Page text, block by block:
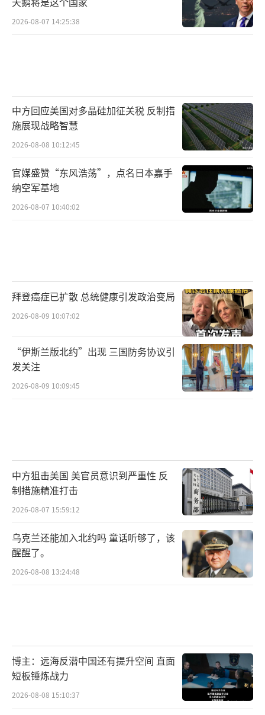
2026-08-07 14:25:38
中方回应美国对多晶硅加征关税 反制措
施展现战略智慧
2026-08-08 10:12:45
官媒盛赞“东风浩荡”，点名日本嘉手
纳空军基地
2026-08-07 10:40:02
拜登癌症已扩散 总统健康引发政治变局
2026-08-09 10:07:02
“伊斯兰版北约”出现 三国防务协议引
发关注
2026-08-09 10:09:45
中方狙击美国 美官员意识到严重性 反
制措施精准打击
2026-08-07 15:59:12
乌克兰还能加入北约吗 童话听够了，该
醒醒了。
2026-08-08 13:24:48
博主：远海反潜中国还有提升空间 直面
短板锤炼战力
2026-08-08 15:10:37